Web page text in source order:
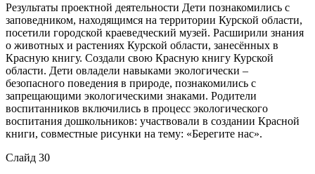
Результаты проектной деятельности Дети познакомились с
заповедником, находящимся на территории Курской области,
посетили городской краеведческий музей. Расширили знания
о животных и растениях Курской области, занесённых в
Красную книгу. Создали свою Красную книгу Курской
области. Дети овладели навыками экологически –
безопасного поведения в природе, познакомились с
запрещающими экологическими знаками. Родители
воспитанников включились в процесс экологического
воспитания дошкольников: участвовали в создании Красной
книги, совместные рисунки на тему: «Берегите нас».
Слайд 30